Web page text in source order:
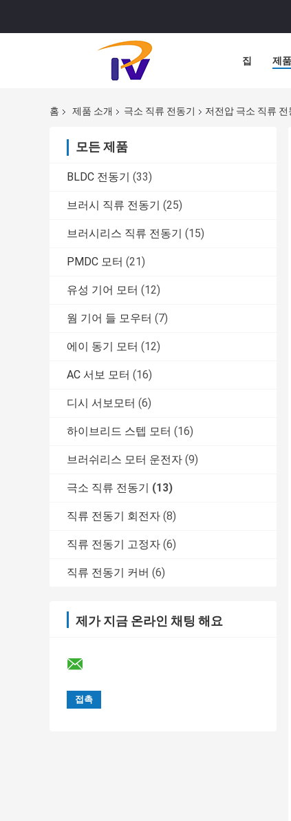
집 제품
홈 제품 소개 극소 직류 전동기 저전압 극소 직류
모든 제품
BLDC 전동기 (33)
브러시 직류 전동기 (25)
브러시리스 직류 전동기 (15)
PMDC 모터 (21)
유성 기어 모터 (12)
웜 기어 들 모우터 (7)
에이 동기 모터 (12)
AC 서보 모터 (16)
디시 서보모터 (6)
하이브리드 스텝 모터 (16)
브러쉬리스 모터 운전자 (9)
극소 직류 전동기 (13)
직류 전동기 회전자 (8)
직류 전동기 고정자 (6)
직류 전동기 커버 (6)
제가 지금 온라인 채팅 해요